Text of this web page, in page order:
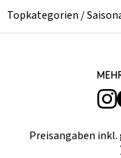
Topkategorien /
Preisangaben